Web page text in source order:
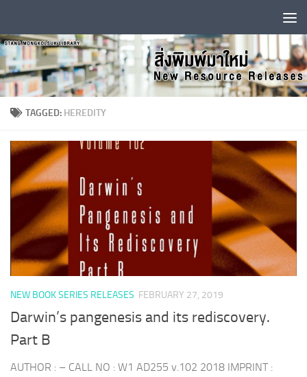
TAGGED: HEREDITY
NEW BOOK SERIES RELEASES FEBRUARY 27, 2019
Darwin’s pangenesis and its rediscovery.
Part B
AUTHOR : – CALL NO : W1 AD255 v.102 2018 IMPRINT :